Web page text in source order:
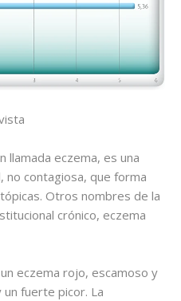
llamada eczema, es una
no contagiosa, que forma
Otros nombres de la
crónico, eczema
eczema rojo, escamoso y
fuerte picor. La